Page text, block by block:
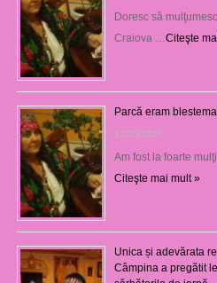
Doresc să
Craiova … Citeşte
Parcă eram
12/03/2025
Am fost la foarte
Citeşte mai mult »
Unica și adevărata
Câmpina a pregătit